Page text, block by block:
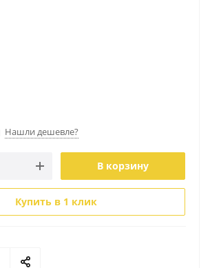
Нашли дешевле?
В корзину
Купить в 1 клик